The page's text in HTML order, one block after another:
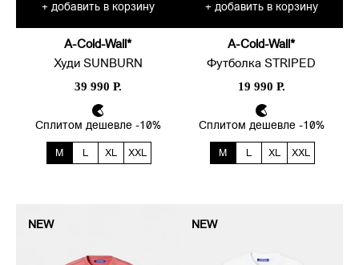
+ добавить в корзину
A-Cold-Wall*
Худи SUNBURN
39 990 Р.
Сплитом дешевле -10%
M L XL XXL
+ добавить в корзину
A-Cold-Wall*
Футболка STRIPED
19 990 Р.
Сплитом дешевле -10%
M L XL XXL
NEW NEW